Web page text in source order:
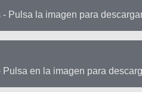
Pulsa la imagen para
Pulsa en la imagen para